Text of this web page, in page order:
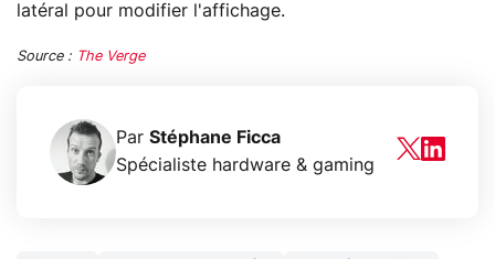
latéral pour modifier l'affichage.
Source : The Verge
Par Stéphane Ficca
Spécialiste hardware & gaming